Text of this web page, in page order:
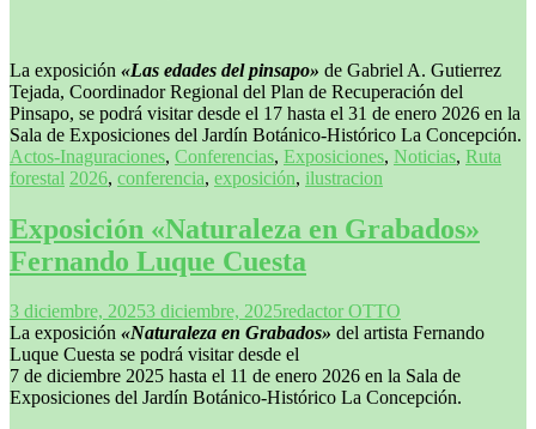
La exposición «Las edades del pinsapo» de Gabriel A. Gutierrez
Tejada, Coordinador Regional del Plan de Recuperación del
Pinsapo, se podrá visitar desde el 17 hasta el 31 de enero 2026 en la
Sala de Exposiciones del Jardín Botánico-Histórico La Concepción.
Actos-Inaguraciones, Conferencias, Exposiciones, Noticias, Ruta
forestal 2026, conferencia, exposición, ilustracion
Exposición «Naturaleza en Grabados»
Fernando Luque Cuesta
3 diciembre, 20253 diciembre, 2025redactor OTTO
La exposición «Naturaleza en Grabados» del artista Fernando
Luque Cuesta se podrá visitar desde el
7 de diciembre 2025 hasta el 11 de enero 2026 en la Sala de
Exposiciones del Jardín Botánico-Histórico La Concepción.